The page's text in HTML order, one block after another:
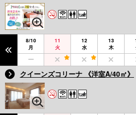
8/10
月
11
火
12
水
13
木
クイーンズコリーナ 《洋室A/40㎡》